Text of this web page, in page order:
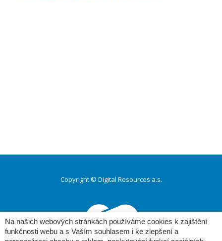
Copyright © Digital Resources a.s.
ménu
Na našich webových stránkách používáme cookies k zajištění
funkčnosti webu a s Vaším souhlasem i ke zlepšení a